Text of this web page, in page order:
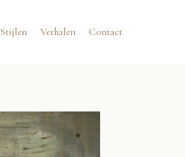
Stijlen Verhalen Contact